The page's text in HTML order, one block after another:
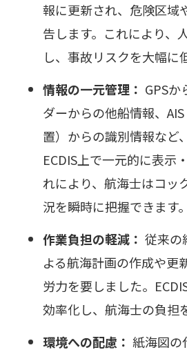
報に更新され、危険区域
告します。これにより、
し、事故リスクを大幅に
情報の一元管理： GPS
ダーからの他船情報、
置）からの識別情報など
ECDIS上で一元的に表示
れにより、航海士はコッ
況を瞬時に把握できます。
作業負担の軽減： 従来の
よる航海計画の作成や更
労力を要しました。
効率化し、航海士の負担
環境への配慮： 紙海図の